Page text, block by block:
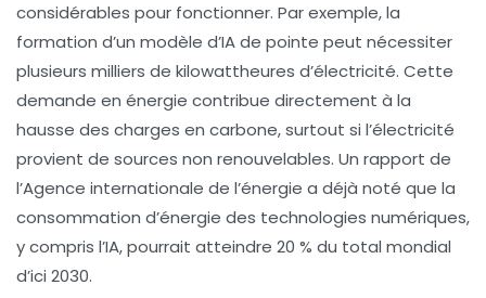
considérables pour fonctionner. Par exemple, la
formation d’un modèle d’IA de pointe peut nécessiter
plusieurs milliers de kilowattheures d’électricité. Cette
demande en énergie contribue directement à la
hausse des charges en carbone, surtout si l’électricité
provient de sources non renouvelables. Un rapport de
l’Agence internationale de l’énergie a déjà noté que la
consommation d’énergie des technologies numériques,
y compris l’IA, pourrait atteindre 20 % du total mondial
d’ici 2030.